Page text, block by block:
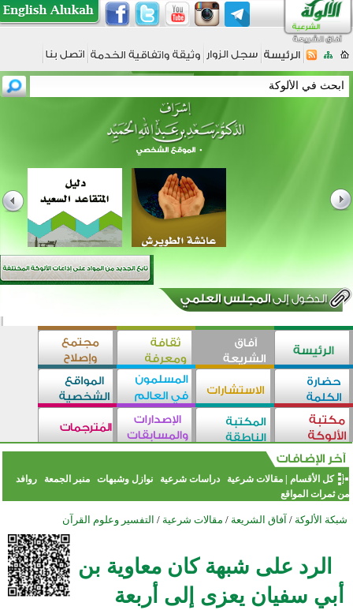
كل الأقسام |مقالات شرعية دراسات شرعية نوازل وشبهات منبر الجمعة
روافد
من ثمرات المواقع
شبكة الألوكة / آفاق الشريعة / مقالات شرعية / التفسير وعلوم القرآن
الرد على شبهة كان معاوية بن
أبي سفيان يعزى إلى أربعة